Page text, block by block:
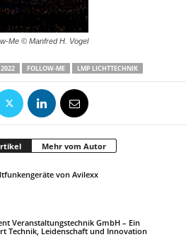
Me © Manfred H. Vogel
FOLLOW-ME LMP LICHTTECHNIK
Mehr vom Autor
von Avilexx
Veranstaltungstechnik GmbH – Ein
Technik, Leidenschaft und Innovation